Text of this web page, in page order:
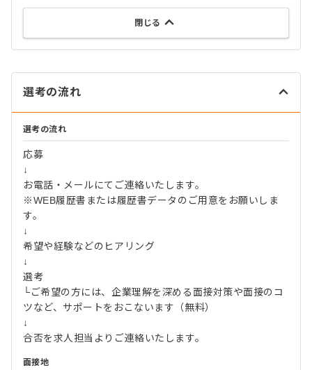
閉じる
選考の流れ
選考の流れ
応募
↓
お電話・メールにてご連絡いたします。
※WEB履歴書または履歴書データのご用意をお願いしま
す。
↓
希望や経験などのヒアリング
↓
選考
└ご希望の方には、企業理解を深める面接対策や面接のコ
ツなど、サポートをおこないます（無料）
↓
合否を求人担当よりご連絡いたします。
面接地